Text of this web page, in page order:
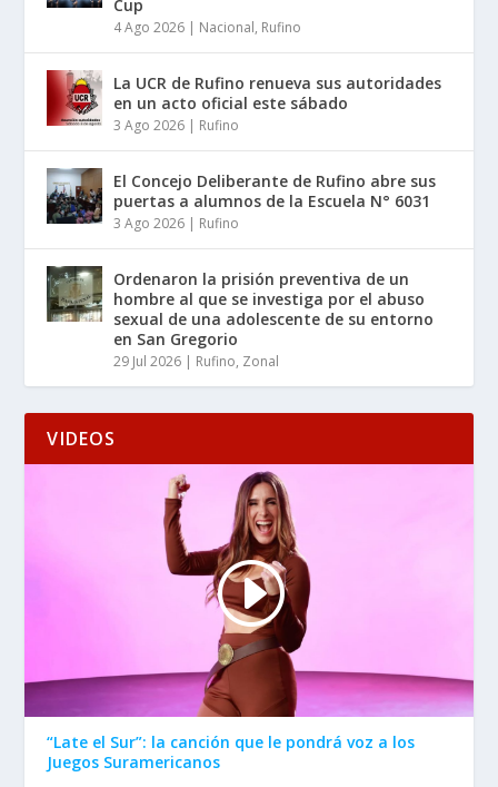
Cup
4 Ago 2026 | Nacional, Rufino
La UCR de Rufino renueva sus autoridades
en un acto oficial este sábado
3 Ago 2026 | Rufino
El Concejo Deliberante de Rufino abre sus
puertas a alumnos de la Escuela N° 6031
3 Ago 2026 | Rufino
Ordenaron la prisión preventiva de un
hombre al que se investiga por el abuso
sexual de una adolescente de su entorno
en San Gregorio
29 Jul 2026 | Rufino, Zonal
VIDEOS
“Late el Sur”: la canción que le pondrá voz a los
Juegos Suramericanos